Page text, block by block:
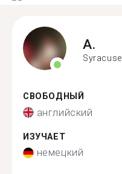
A.
Syracuse
СВОБОДНЫЙ
английский
ИЗУЧАЕТ
немецкий